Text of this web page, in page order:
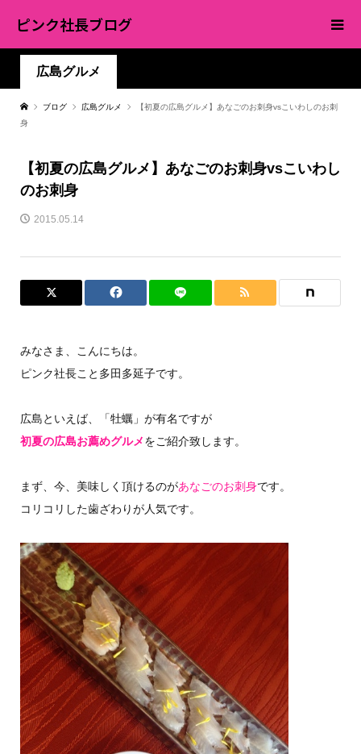
ピンク社長ブログ
広島グルメ
ブログ 広島グルメ
【初夏の広島グルメ】あなごのお刺身vsこいわしのお刺
身
【初夏の広島グルメ】あなごのお刺身vsこいわし
のお刺身
2015.05.14
みなさま、こんにちは。
ピンク社長こと多田多延子です。
広島といえば、「牡蠣」が有名ですが
初夏の広島お薦めグルメをご紹介致します。
まず、今、美味しく頂けるのがあなごのお刺身です。
コリコリした歯ざわりが人気です。